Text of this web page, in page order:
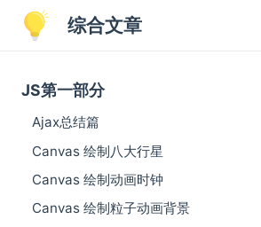
综合文章
JS第一部分
Ajax总结篇
Canvas 绘制八大行星
Canvas 绘制动画时钟
Canvas 绘制粒子动画背景